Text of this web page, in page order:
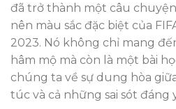
đã trở thành một câu
nên màu sắc đặc biệt của
2023. Nó không chỉ mang
hâm mộ mà còn là một bài
chúng ta về sự dung hòa
túc và cả những sai sót đáng